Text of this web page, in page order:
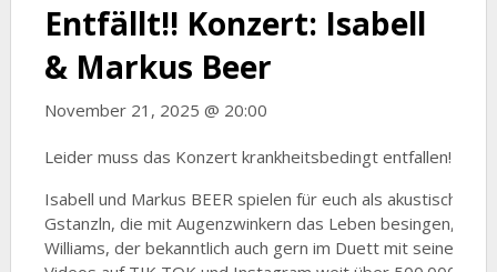
Entfällt!! Konzert: Isabell
& Markus Beer
November 21, 2025 @ 20:00
Leider muss das Konzert krankheitsbedingt entfallen!
Isabell und Markus BEER spielen für euch als akustisches
Gstanzln, die mit Augenzwinkern das Leben besingen,
Williams, der bekanntlich auch gern im Duett mit seiner